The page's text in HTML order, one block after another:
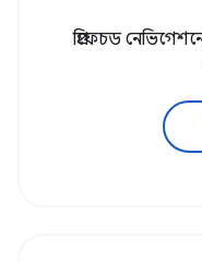
প্রিফেচড